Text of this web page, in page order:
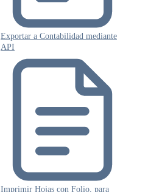
Exportar a Contabilidad mediante
API
Imprimir Hojas con Folio, para